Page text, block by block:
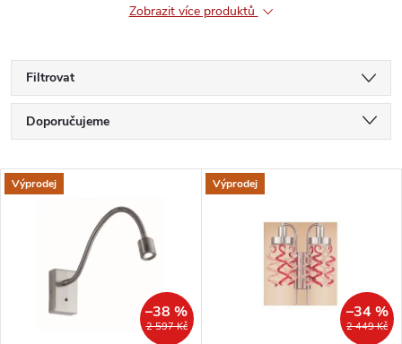
Zobrazit více produktů
Filtrovat
Ř
a
Doporučujeme
Nejdražší
Nejprodávanější
Abecedně
V
Výprodej
2 597 Kč
–38 %
Výprodej
2 449 Kč
–34 %